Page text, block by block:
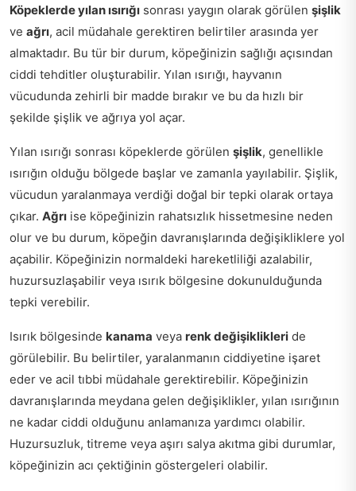
Köpeklerde yılan ısırığı sonrası yaygın olarak görülen şişlik
ve ağrı, acil müdahale gerektiren belirtiler arasında yer
almaktadır. Bu tür bir durum, köpeğinizin sağlığı açısından
ciddi tehditler oluşturabilir. Yılan ısırığı, hayvanın
vücudunda zehirli bir madde bırakır ve bu da hızlı bir
şekilde şişlik ve ağrıya yol açar.
Yılan ısırığı sonrası köpeklerde görülen şişlik, genellikle
ısırığın olduğu bölgede başlar ve zamanla yayılabilir. Şişlik,
vücudun yaralanmaya verdiği doğal bir tepki olarak ortaya
çıkar. Ağrı ise köpeğinizin rahatsızlık hissetmesine neden
olur ve bu durum, köpeğin davranışlarında değişikliklere yol
açabilir. Köpeğinizin normaldeki hareketliliği azalabilir,
huzursuzlaşabilir veya ısırık bölgesine dokunulduğunda
tepki verebilir.
Isırık bölgesinde kanama veya renk değişiklikleri de
görülebilir. Bu belirtiler, yaralanmanın ciddiyetine işaret
eder ve acil tıbbi müdahale gerektirebilir. Köpeğinizin
davranışlarında meydana gelen değişiklikler, yılan ısırığının
ne kadar ciddi olduğunu anlamanıza yardımcı olabilir.
Huzursuzluk, titreme veya aşırı salya akıtma gibi durumlar,
köpeğinizin acı çektiğinin göstergeleri olabilir.